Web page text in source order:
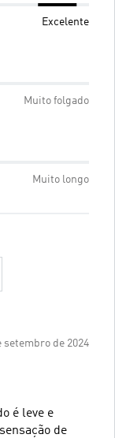
Excelente
Muito folgado
Muito longo
setembro de 2024
é leve e
de